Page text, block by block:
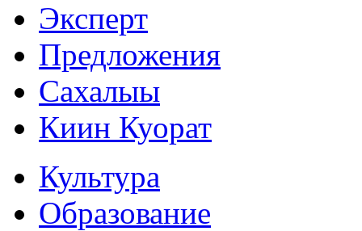
Эксперт
Предложения
Сахалыы
Киин Куорат
Культура
Образование